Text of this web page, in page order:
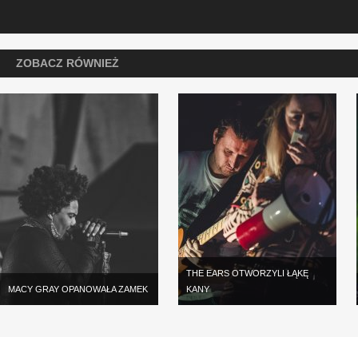
ZOBACZ RÓWNIEŻ
MACY GRAY OPANOWAŁA ZAMEK
THE EARS OTWORZYLI ŁĄKĘ
KANY